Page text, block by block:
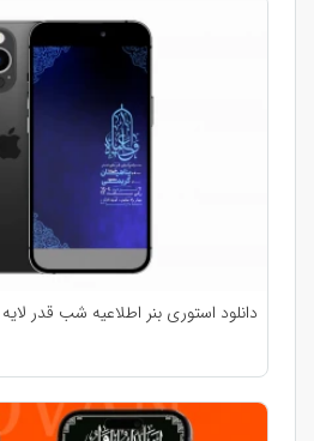
دانلود استوری بنر اطلاعیه شب قدر لایه